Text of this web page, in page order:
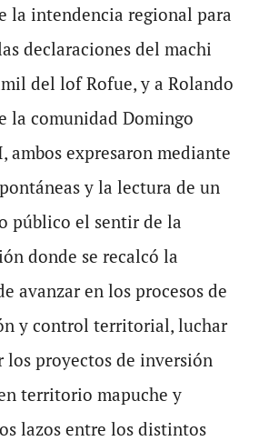
la intendencia regional para
declaraciones del machi
del lof Rofue, y a Rolando
la comunidad Domingo
ambos expresaron mediante
y la lectura de un
público el sentir de la
donde se recalcó la
avanzar en los procesos de
y control territorial, luchar
los proyectos de inversión
territorio mapuche y
lazos entre los distintos